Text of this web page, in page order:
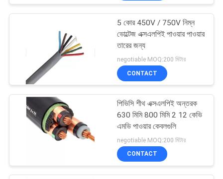
5 কোর 450V / 750V নিম্ন
ভোল্টেজ এক্সএলপিই পাওয়ার পাওয়ার
তারের জন্য
negotiable MOQ:200 মিটার
CONTACT
পিভিসি শীথ এক্সএলপিই অন্তরক
630 মিমি 800 মিমি 2 12 কেভি
এমভি পাওয়ার কেবলগুলি
negotiable MOQ:200 মিটার
CONTACT